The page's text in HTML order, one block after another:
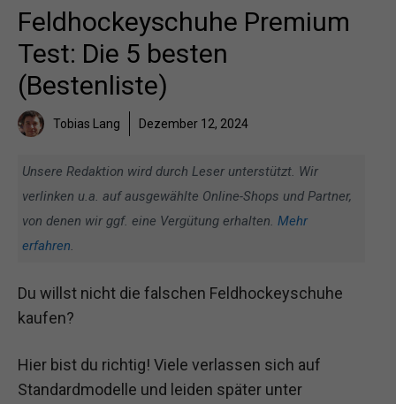
Feldhockeyschuhe Premium
Test: Die 5 besten
(Bestenliste)
Tobias Lang Dezember 12, 2024
Unsere Redaktion wird durch Leser unterstützt. Wir
verlinken u.a. auf ausgewählte Online-Shops und Partner,
von denen wir ggf. eine Vergütung erhalten. Mehr
erfahren.
Du willst nicht die falschen Feldhockeyschuhe
kaufen?
Hier bist du richtig! Viele verlassen sich auf
Standardmodelle und leiden später unter